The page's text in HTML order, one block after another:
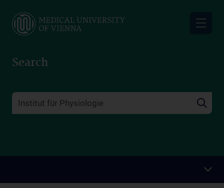
main
Search